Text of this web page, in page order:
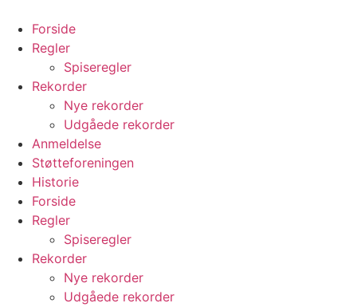
indhold
Forside
Regler
Spiseregler
Rekorder
Nye rekorder
Udgåede rekorder
Anmeldelse
Støtteforeningen
Historie
Forside
Regler
Spiseregler
Rekorder
Nye rekorder
Udgåede rekorder